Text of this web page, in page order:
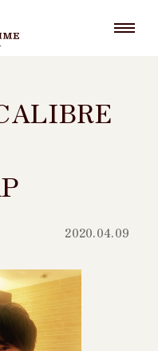
2020.04.09